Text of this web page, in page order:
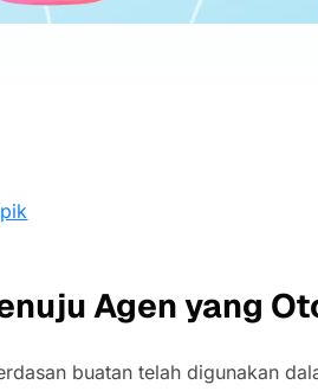
Agen yang
buatan telah digunakan